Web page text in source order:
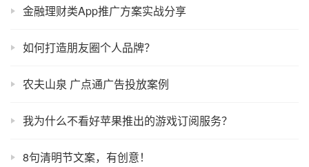
金融理财类App推广方案实战分享
如何打造朋友圈个人品牌？
农夫山泉 广点通广告投放案例
我为什么不看好苹果推出的游戏订阅服务？
8句清明节文案，有创意！